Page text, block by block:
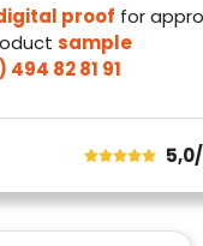
proof for
sample
494 82 81 91
aan de
de